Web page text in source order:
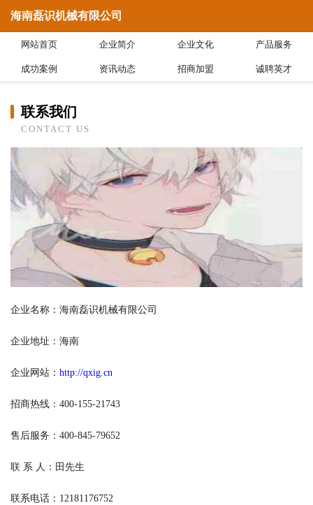
海南磊识机械有限公司
网站首页 企业简介 企业文化 产品服务
成功案例 资讯动态 招商加盟 诚聘英才
联系我们
CONTACT US
企业名称：海南磊识机械有限公司
企业地址：海南
企业网站： http://qxig.cn
招商热线：400-155-21743
售后服务：400-845-79652
联 系 人：田先生
联系电话：12181176752